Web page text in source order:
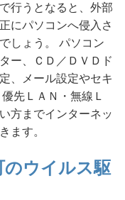
行うとなると、外部
にパソコンへ侵入さ
しょう。 パソコン
ー、ＣＤ／ＤＶＤド
、メール設定やセキ
先ＬＡＮ・無線Ｌ
方までインターネッ
ます。
のウイルス駆